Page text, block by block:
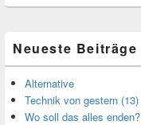
Neueste Beiträge
Alternative
Technik von gestern (13)
Wo soll das alles enden?